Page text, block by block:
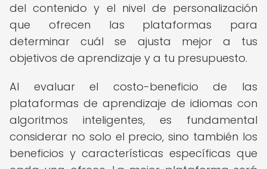
del contenido y el nivel de personalización
que ofrecen las plataformas para
determinar cuál se ajusta mejor a tus
objetivos de aprendizaje y a tu presupuesto.
Al evaluar el costo-beneficio de las
plataformas de aprendizaje de idiomas con
algoritmos inteligentes, es fundamental
considerar no solo el precio, sino también los
beneficios y características específicas que